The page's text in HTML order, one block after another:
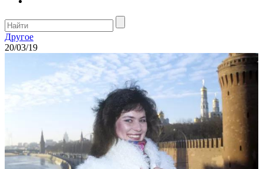
Другое
20/03/19